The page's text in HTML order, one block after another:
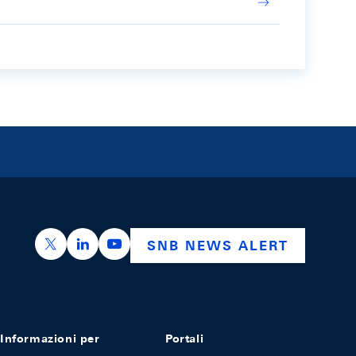
https://x.com/snb_bns
https://ch.linkedin.com/company/swiss-
https://www.youtube.com/
SNB NEWS ALERT
Informazioni per Portali